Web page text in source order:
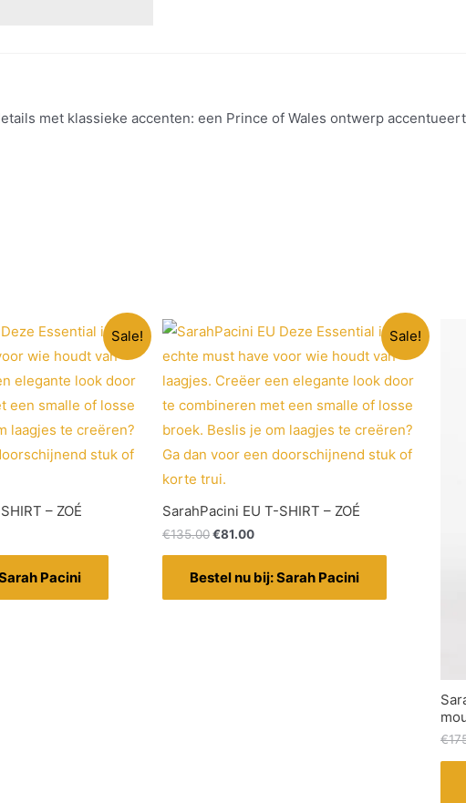
met klassieke accenten: een Prince of Wales ontwerp
Sale!
– ZOÉ
Pacini
Sale!
SarahPacini EU T-SHIRT – ZOÉ
€135.00€81.00
Bestel nu bij: Sarah Pacini
€